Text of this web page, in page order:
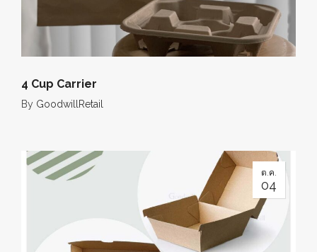
4 Cup Carrier
By GoodwillRetail
ต.ค.
04